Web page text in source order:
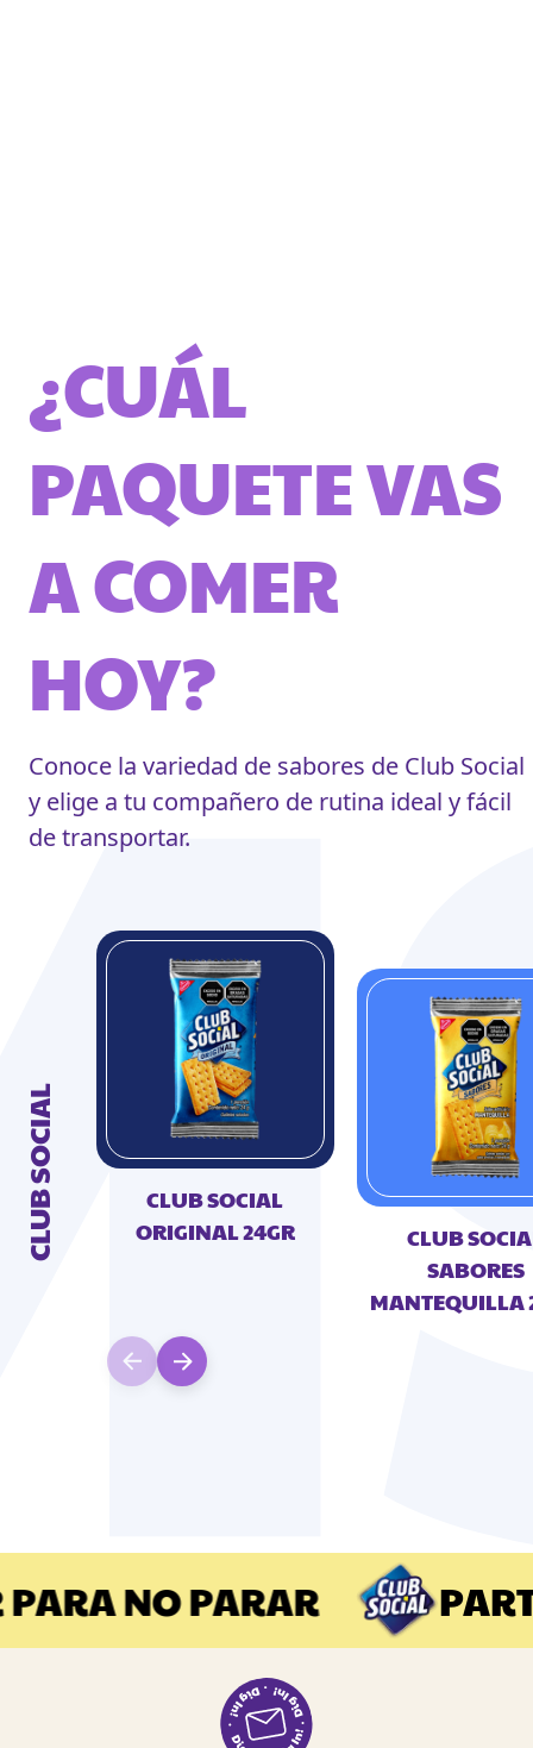
¿CUÁL
PAQUETE VAS
A COMER
HOY?
Conoce la variedad de sabores de Club Social
y elige a tu compañero de rutina ideal y fácil
de transportar.
CLUB SOCIAL
CLUB SOCIAL
ORIGINAL 24GR
CLUB
SABORES
MANTEQUILLA
NO PARAR